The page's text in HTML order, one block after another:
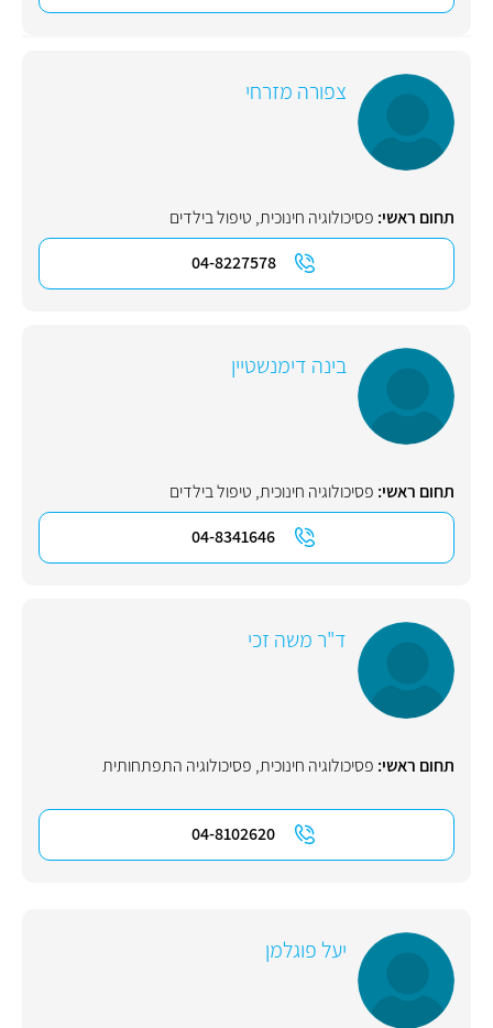
צפורה מזרחי
תחום ראשי: פסיכולוגיה חינוכית, טיפול בילדים
04-8227578
בינה דימנשטיין
תחום ראשי: פסיכולוגיה חינוכית, טיפול בילדים
04-8341646
ד"ר משה זכי
תחום ראשי: פסיכולוגיה חינוכית, פסיכולוגיה התפתחותית
04-8102620
יעל פוגלמן